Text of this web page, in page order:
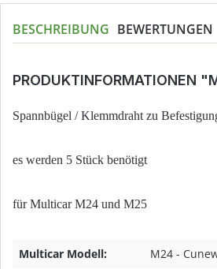
BESCHREIBUNG BEWERTUNGEN
PRODUKTINFORMATIONEN
Spannbügel / Klemmdraht zu
es werden 5 Stück benötigt
für Multicar M24 und M25
Multicar Modell: M24 -